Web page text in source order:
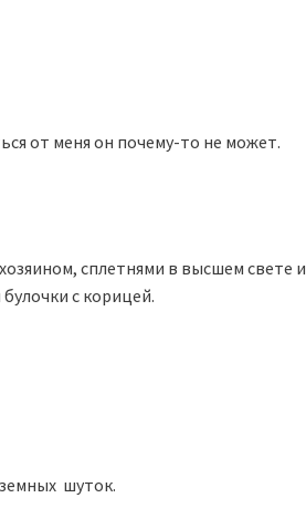
от меня он почему-то не может.
сплетнями в высшем свете и
с корицей.
шуток.